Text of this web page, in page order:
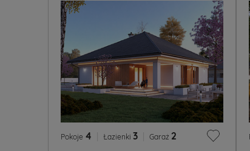
Pokoje 4 Łazienki 3 Garaż 2